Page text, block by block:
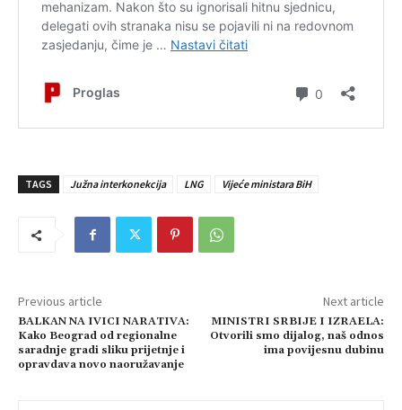
TAGS Južna interkonekcija LNG Vijeće ministara BiH
Previous article
BALKAN NA IVICI NARATIVA:
Kako Beograd od regionalne
saradnje gradi sliku prijetnje i
opravdava novo naoružavanje
Next article
MINISTRI SRBIJE I IZRAELA:
Otvorili smo dijalog, naš odnos
ima povijesnu dubinu